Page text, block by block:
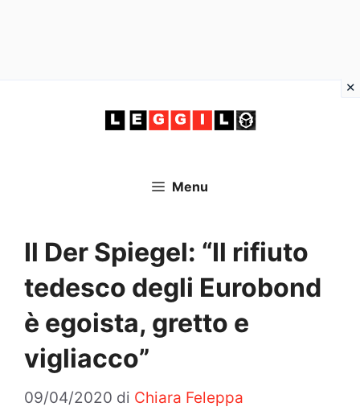
Menu
Il Der Spiegel: “Il rifiuto
tedesco degli Eurobond
è egoista, gretto e
vigliacco”
09/04/2020 di Chiara Feleppa